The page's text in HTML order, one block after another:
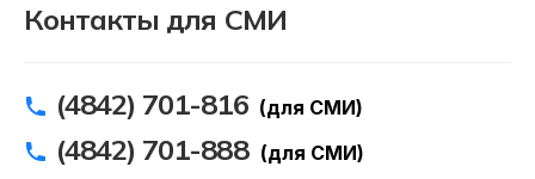
Контакты для СМИ
(4842) 701-816 (для СМИ)
(4842) 701-888 (для СМИ)